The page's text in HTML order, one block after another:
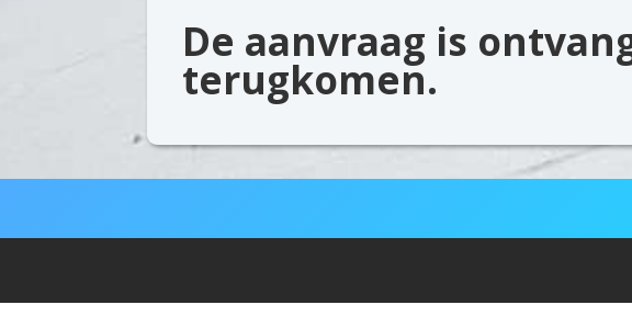
De aanvraag is
terugkomen.